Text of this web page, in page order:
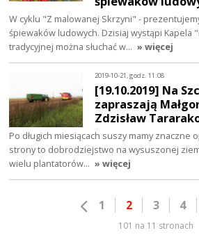
W cyklu "Z malowanej Skrzyni" -
śpiewaków ludowych. Dzisiaj wystąpi Kapela
tradycyjnej można słuchać w… » więcej
2019-10-21, godz. 11:08
[19.10.2019] Na
zapraszają
Zdzisław
Po długich miesiącach suszy mamy znaczne
strony to dobrodziejstwo na wysuszonej
wielu plantatorów… » więcej
1 2 3 4
101 na 11 stronach